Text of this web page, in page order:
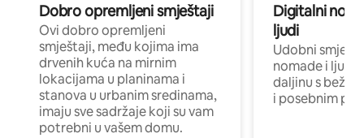
Dobro opremljeni smještaji
Ovi dobro opremljeni
smještaji, među kojima ima
drvenih kuća na mirnim
lokacijama u planinama i
stanova u urbanim sredinama,
imaju sve sadržaje koji su vam
potrebni u vašem domu.
Digitalni
ljudi
Udobni
nomade i ljude
daljinu s
i posebnim